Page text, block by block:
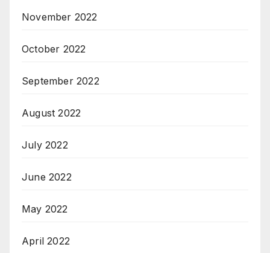
November 2022
October 2022
September 2022
August 2022
July 2022
June 2022
May 2022
April 2022